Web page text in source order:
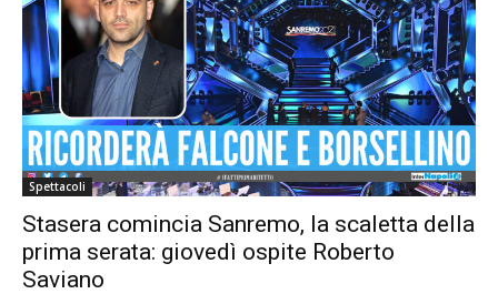
Spettacoli
Stasera comincia Sanremo, la scaletta della
prima serata: giovedì ospite Roberto
Saviano